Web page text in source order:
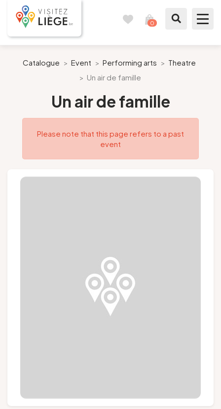
0
Like a citizen of Liège
Prepare my stay
Our suggestions
City of Liège
Follow us
Catalogue > Event > Performing arts > Theatre
> Un air de famille
Un air de famille
Please note that this page refers to a past
event